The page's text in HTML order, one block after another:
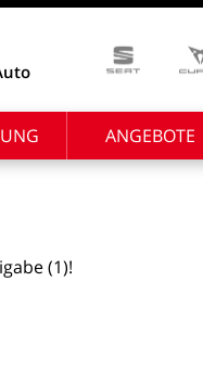
ANGEBOTE
(1)!